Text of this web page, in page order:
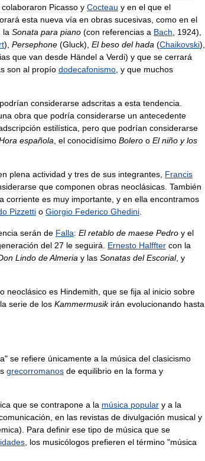
colaboraron Picasso y Cocteau y en el que el
esta nueva vía en obras sucesivas como en el
la Sonata para piano (con referencias a Bach 1924),
), Persephone (Gluck), El beso del hada (Chaikovski),
que van desde Händel a Verdi) y que se cerrará
son al propío dodecafonismo y que muchos
podrían considerarse adscritas a esta tendencia
obra que podría considerarse un antecedente
estilística pero que podrían considerarse
española el conocidísimo Bolero o El niño y los
plena actividad y tres de sus integrantes Francis
que componen obras neoclásicas También
corriente es muy importante y en ella encontramos
Pizzetti o Giorgio Federico Ghedini
serán de Falla: El retablo de maese Pedro y el
del 27 le seguirá Ernesto Halffter con la
Lindo deAlmeria y las Sonatas del Escorial, y
neoclásico es Hindemith que se fija al inicio sobre
la serie de los Kammermusik irán evolucionando hasta
" se refiere únicamente a la música del clasicismo
grecorromanos de equilibrio en la forma y
que se contrapone a la música popular y a la
en las revistas de divulgación musical y
). Para definir ese tipo de música que se
los musicólogos prefieren el término "música